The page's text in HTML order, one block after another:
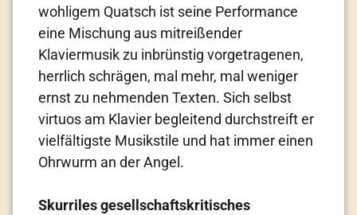
wohligem Quatsch ist seine Performance
eine Mischung aus mitreißender
Klaviermusik zu inbrünstig vorgetragenen,
herrlich schrägen, mal mehr, mal weniger
ernst zu nehmenden Texten. Sich selbst
virtuos am Klavier begleitend durchstreift er
vielfältigste Musikstile und hat immer einen
Ohrwurm an der Angel.
Skurriles gesellschaftskritisches